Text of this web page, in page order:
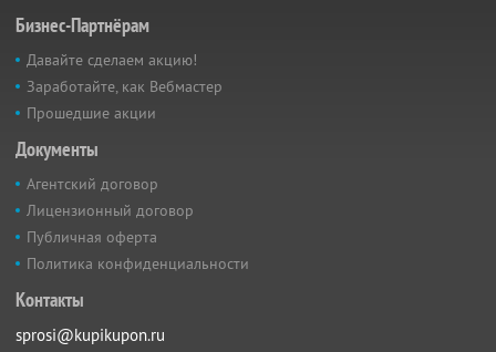
Бизнес-Партнёрам
Давайте сделаем акцию!
Заработайте, как Вебмастер
Прошедшие акции
Документы
Агентский договор
Лицензионный договор
Публичная оферта
Политика конфиденциальности
Контакты
sprosi@kupikupon.ru